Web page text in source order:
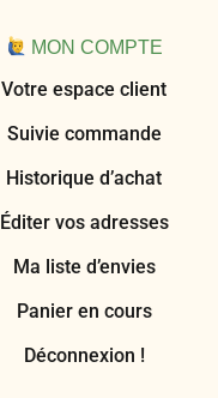
MON COMPTE
Votre espace client
Suivie commande
Historique d’achat
Éditer vos adresses
Ma liste d’envies
Panier en cours
Déconnexion !